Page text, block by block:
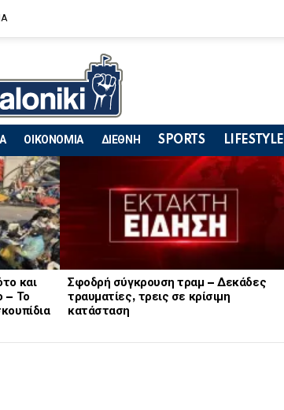
ΟΙΚΟΝΟΜΙΑ ΔΙΕΘΝΗ SPORTS LIFESTYLE
και
– Το
Σφοδρή σύγκρουση τραμ – Δεκάδες
τραυματίες, τρεις σε κρίσιμη
κατάσταση